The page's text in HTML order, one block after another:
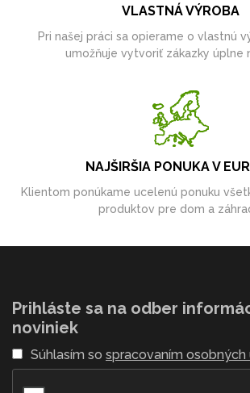
VLASTNÁ VÝROBA
Pri našej práci sa opierame o vlastnú
umožňuje vytvoriť zákazky úplne
NAJŠIRŠIA PONUKA V
Klientom ponúkame ucelenú ponuku
produktov pre dom a
Prihláste sa na odber
noviniek
Súhlasím so spracovaním osobných